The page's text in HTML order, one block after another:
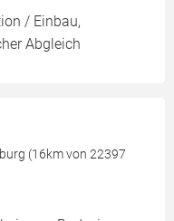
/ Einbau,
Abgleich
(16km von 22397